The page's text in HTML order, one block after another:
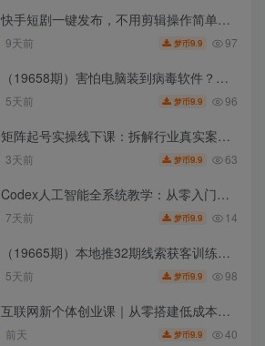
发行人计划蛋仔派对全新玩法，一天3000＋，蓝海暴力变现 2024年最新玩法转转无货源电商，新手小白 简单操作，长期稳定 日收入500＋
快手短剧一键发布，不用剪辑操作简单，副业日入500+。空闲时间轻松赚收益
9天前 梦币9.9 97
（19658期）害怕电脑装到病毒软件？开源沙箱工具来了，轻松隔离运行未知应用，还能软件游戏无限多开！Sandboxie
5天前 梦币9.9 96
矩阵起号实操线下课：拆解行业真实案例，学会团队矩阵高效运营打法
3天前 梦币9.9 63
Codex人工智能全系统教学：从零入门安装部署，掌握AI写作改测交付能力
7天前 梦币9.9 14
（19665期）本地推32期线索获客训练营｜8月全新2026投放教程，来客开户冷启动搜索广告素材优化全链路实操教学
5天前 梦币9.9 98
互联网新个体创业课｜从零搭建低成本小生意，商业思维+商业模式+流量实战+个人成长全闭环教程
前天 梦币9.9 40